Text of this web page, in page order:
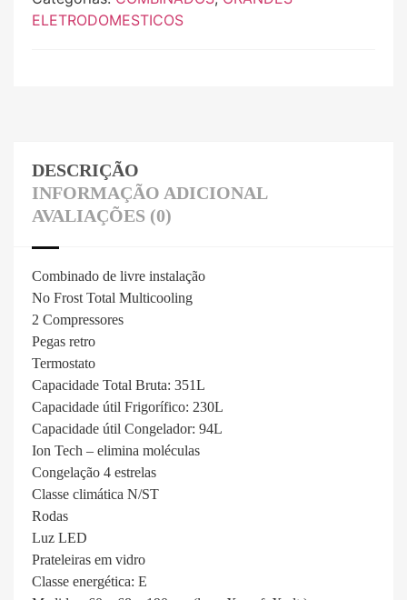
ELETRODOMESTICOS
DESCRIÇÃO
INFORMAÇÃO ADICIONAL
AVALIAÇÕES (0)
Combinado de livre instalação
No Frost Total Multicooling
2 Compressores
Pegas retro
Termostato
Capacidade Total Bruta: 351L
Capacidade útil Frigorífico: 230L
Capacidade útil Congelador: 94L
Ion Tech – elimina moléculas
Congelação 4 estrelas
Classe climática N/ST
Rodas
Luz LED
Prateleiras em vidro
Classe energética: E